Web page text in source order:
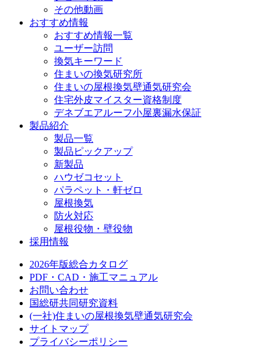
その他動画
おすすめ情報
おすすめ情報一覧
ユーザー訪問
換気キーワード
住まいの換気研究所
住まいの屋根換気壁通気研究会
住宅外皮マイスター資格制度
デネブエアルーフ小屋裏漏水保証
製品紹介
製品一覧
製品ピックアップ
新製品
ハウゼコセット
パラペット・軒ゼロ
屋根換気
防火対応
屋根役物・壁役物
採用情報
2026年版総合カタログ
PDF・CAD・施工マニュアル
お問い合わせ
国総研共同研究資料
(一社)住まいの屋根換気壁通気研究会
サイトマップ
プライバシーポリシー